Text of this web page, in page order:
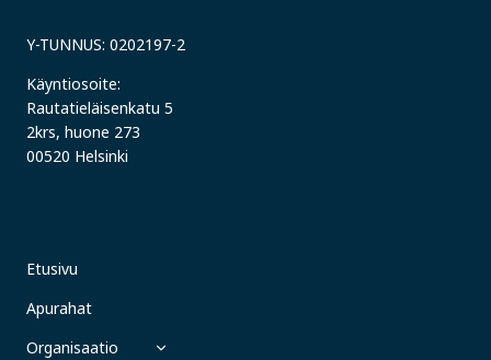
Y-TUNNUS: 0202197-2
Käyntiosoite:
Rautatieläisenkatu 5
2krs, huone 273
00520 Helsinki
Etusivu
Apurahat
Organisaatio
TOGGLE